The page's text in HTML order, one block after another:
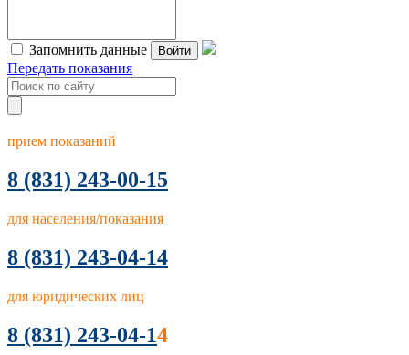
Запомнить данные Войти
Передать показания
прием показаний
8 (831) 243-00-15
для населения/показания
8 (831) 243-04-14
для юридических лиц
8 (831) 243-04-14